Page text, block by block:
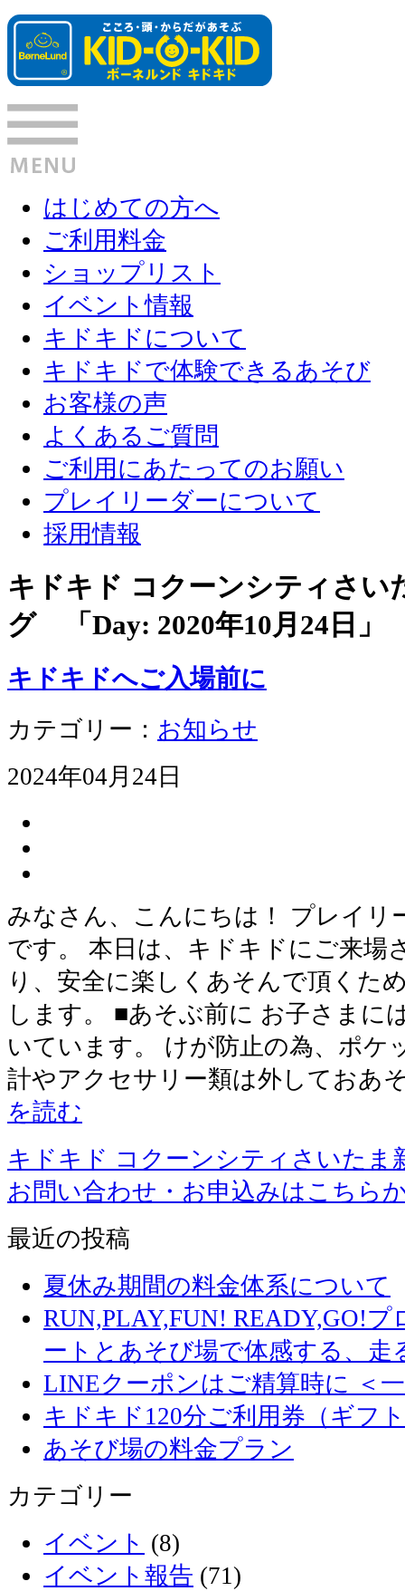
はじめての方へ
ご利用料金
ショップリスト
イベント情報
キドキドについて
キドキドで体験できるあそび
お客様の声
よくあるご質問
ご利用にあたってのお願い
プレイリーダーについて
採用情報
キドキド コクーンシティさい
グ 「Day: 2020年10月24日 」
キドキドへご入場前に
カテゴリー： お知らせ
2024年04月24日
みなさん、こんにちは！ プレイリ
です。 本日は、キドキドにご来場
り、安全に楽しくあそんで頂くた
します。 ■あそぶ前に お子さまに
いています。 けが防止の為、ポケ
計やアクセサリー類は外しておあ
を読む
キドキド コクーンシティさいたま
お問い合わせ・お申込みはこちら
最近の投稿
夏休み期間の料金体系について
RUN,PLAY,FUN! READY,GO!
ートとあそび場で体感する、走
LINEクーポンはご精算時に ＜
キドキド120分ご利用券（ギフ
あそび場の料金プラン
カテゴリー
イベント (8)
イベント報告 (71)